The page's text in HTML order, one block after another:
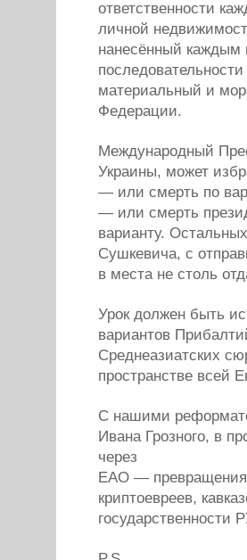
ответственности
личной
нанесённый каждым
материальный и
Федерации.
Международный
Украины, может
— или смерть по
— или смерть
варианту.
Сушкевича, с
в места не столь
Урок должен быть
вариантов
Среднеазиатских
пространстве всей
С нашими
Ивана Грозного, в
через
ЕАО — превращения
криптоевреев,